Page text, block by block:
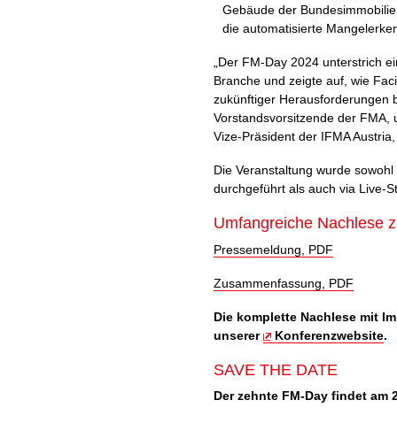
Gebäude der
die automatisierte
„Der FM-Day 2024 unterstrich
Branche und zeigte auf, wie
zukünftiger Herausforderungen
Vorstandsvorsitzende der FMA,
Vize-Präsident der IFMA
Die Veranstaltung wurde
durchgeführt als auch via Live-
Umfangreiche Nachlese
Pressemeldung, PDF
Zusammenfassung, PDF
Die komplette Nachlese mit
unserer
Konferenzwebsite.
SAVE THE DATE
Der zehnte FM-Day findet am